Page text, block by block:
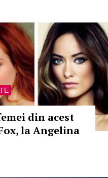
din acest
la Angelina